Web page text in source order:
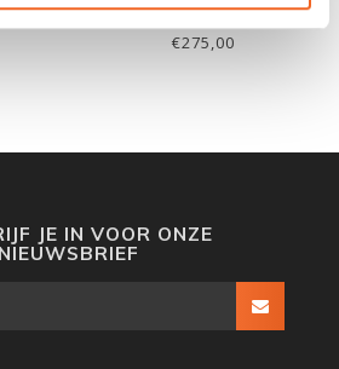
SEAWAVE (2) STD
€275,00
JE IN VOOR ONZE
NIEUWSBRIEF